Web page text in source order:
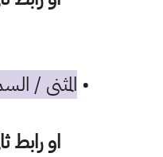
• المثنى /
او رابط